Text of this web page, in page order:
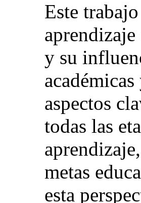
Este
y su
aspectos
todas las
metas
esta